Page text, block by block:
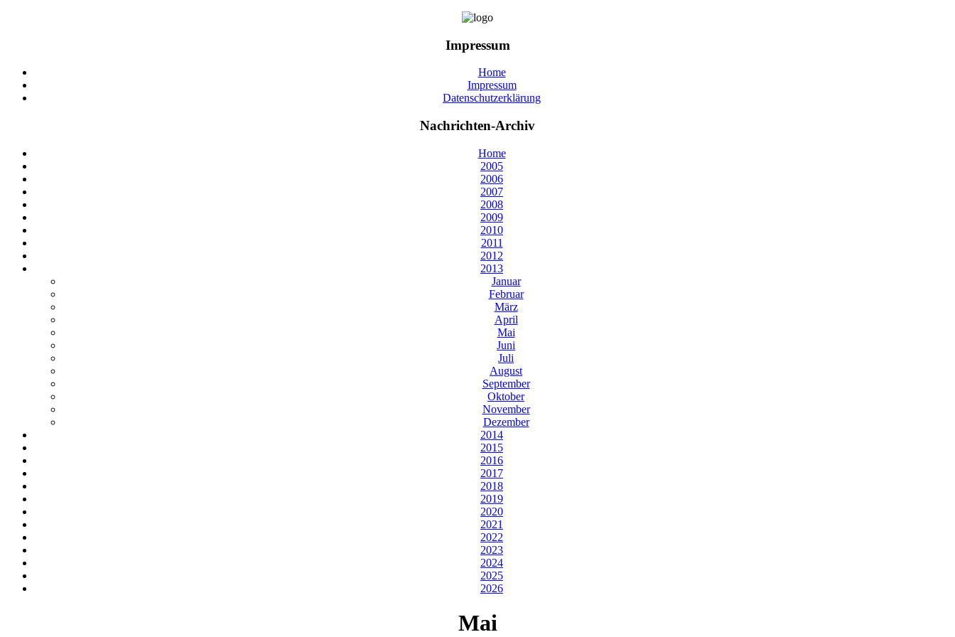
Impressum
Home
Impressum
Datenschutzerklärung
Nachrichten-Archiv
Home
2005
2006
2007
2008
2009
2010
2011
2012
2013
Januar
Februar
März
April
Mai
Juni
Juli
August
September
Oktober
November
Dezember
2014
2015
2016
2017
2018
2019
2020
2021
2022
2023
2024
2025
2026
Mai